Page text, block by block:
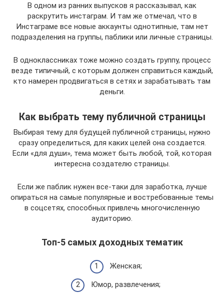
В одном из ранних выпусков я рассказывал, как
раскрутить инстаграм. И там же отмечал, что в
Инстаграме все новые аккаунты однотипные, там нет
подразделения на группы, паблики или личные страницы.
В одноклассниках тоже можно создать группу, процесс
везде типичный, с которым должен справиться каждый,
кто намерен продвигаться в сетях и зарабатывать там
деньги.
Как выбрать тему публичной страницы
Выбирая тему для будущей публичной страницы, нужно
сразу определиться, для каких целей она создается.
Если «для души», тема может быть любой, той, которая
интересна создателю страницы.
Если же паблик нужен все-таки для заработка, лучше
опираться на самые популярные и востребованные темы
в соцсетях, способных привлечь многочисленную
аудиторию.
Топ-5 самых доходных тематик
Женская;
Юмор, развлечения;